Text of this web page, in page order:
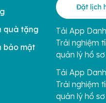
quà tặng
bảo mật
Đặt lịch
Tải App
Trải nghiệm
quản lý hồ
Tải App
Trải nghiệm
quản lý hồ